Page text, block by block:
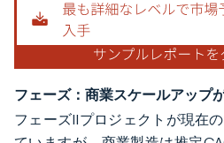
フェーズ：商業スケールアップ
フェーズIIプロジェクトが現在